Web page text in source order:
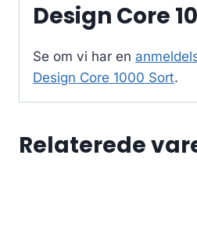
Design Core
Se om vi har en
Design Core 1000 Sort.
Relaterede